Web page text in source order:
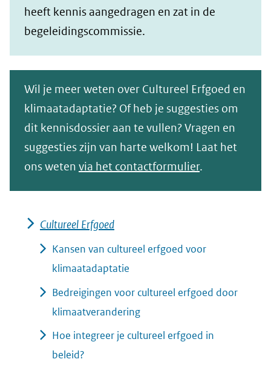
heeft kennis aangedragen en zat in de
begeleidingscommissie.
Wil je meer weten over Cultureel Erfgoed en
klimaatadaptatie? Of heb je suggesties om
dit kennisdossier aan te vullen? Vragen en
suggesties zijn van harte welkom! Laat het
ons weten via het contactformulier.
Cultureel Erfgoed
Kansen van cultureel erfgoed voor
klimaatadaptatie
Bedreigingen voor cultureel erfgoed door
klimaatverandering
Hoe integreer je cultureel erfgoed in
beleid?